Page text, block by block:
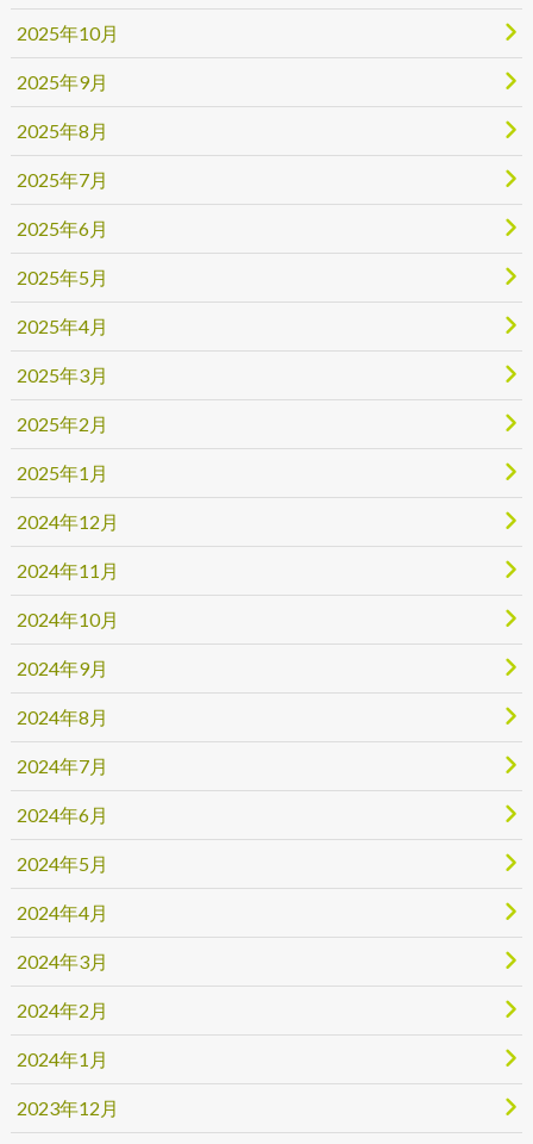
2025年10月
2025年9月
2025年8月
2025年7月
2025年6月
2025年5月
2025年4月
2025年3月
2025年2月
2025年1月
2024年12月
2024年11月
2024年10月
2024年9月
2024年8月
2024年7月
2024年6月
2024年5月
2024年4月
2024年3月
2024年2月
2024年1月
2023年12月